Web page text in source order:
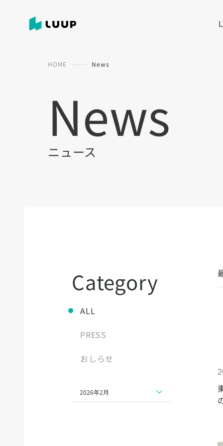
HOME News
News
ニュース
Category
ALL
PRESS
おしらせ
2026年2月